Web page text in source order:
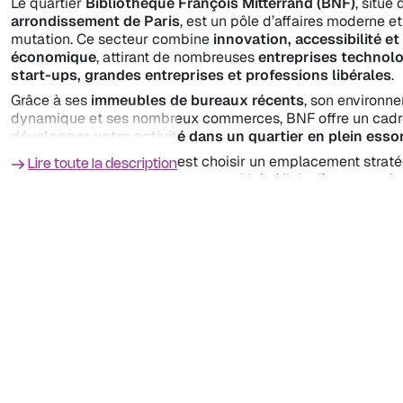
arrondissement de Paris, est un pôle d’affaires moderne
mutation. Ce secteur combine innovation, accessibilité et
économique, attirant de nombreusesentreprises
start-ups, grandes entreprises et professions libérales.
Grâce à ses immeubles de bureaux récents, son
dynamique et ses nombreux commerces, BNF offre un
développer votre activité dans un quartier en plein
Louer un bureau à BNF, c’est choisir un emplacement
, et qui bénéficie d’une
Lire toute la description